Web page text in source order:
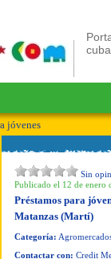
jóvenes
Sin
Publicado el 12 de enero
Préstamos para
Matanzas (Martí)
Categoría:
Contactar con: Credit